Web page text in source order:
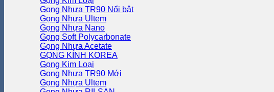
Gọng Nhựa TR90
Gọng Nhựa Ultem
Gọng Nhựa Nano
Gọng Soft Polycarbonate
Gọng Nhựa Acetate
GỌNG KÍNH KOREA
Gọng Kim Loại
Gọng Nhựa TR90
Gọng Nhựa Ultem